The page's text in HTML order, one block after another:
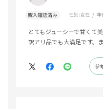
購入確認済み 性別:女性 年
とてもジューシーで甘くて
訳アリ品でも大満足です。
参